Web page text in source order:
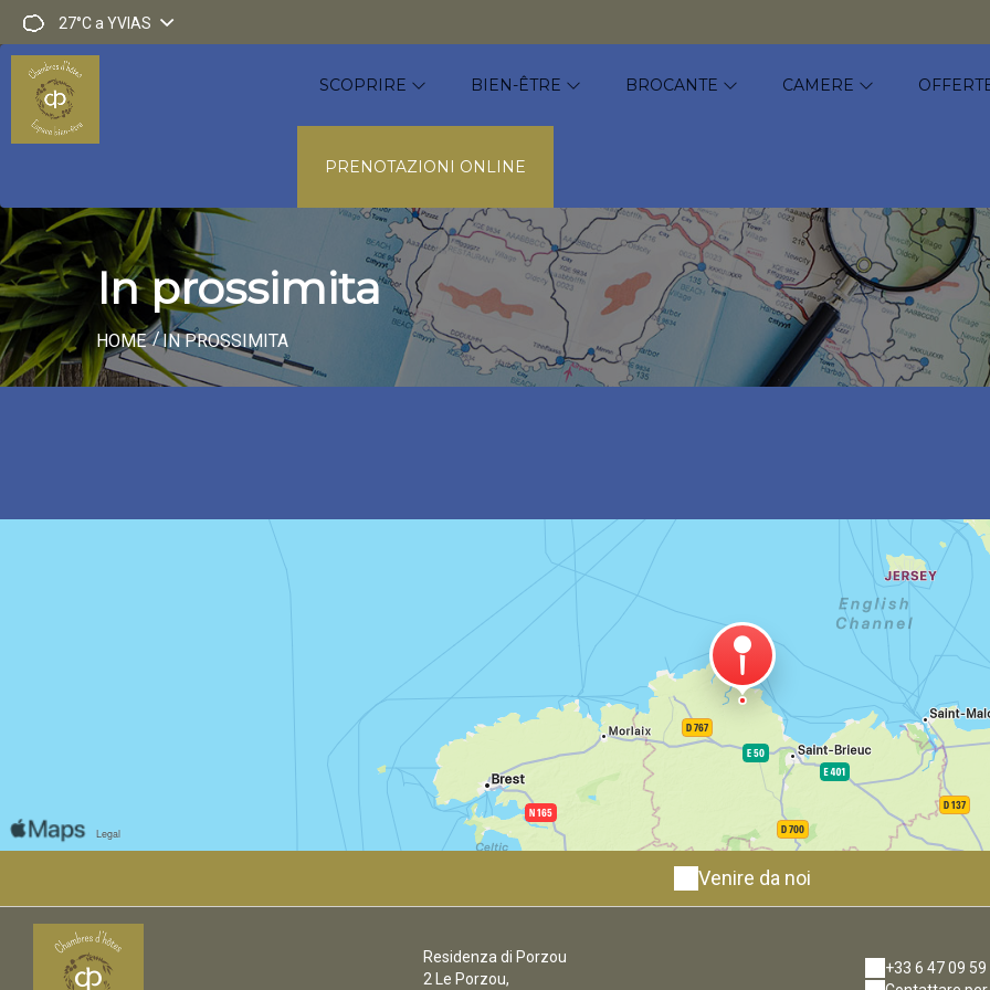
27°Ca YVIAS
SCOPRIRE BIEN-ÊTRE BROCANTE CAMERE
PRENOTAZIONI ONLINE
In prossimita
HOME IN PROSSIMITA
Venire da noi
Residenza di Porzou
2 Le Porzou,
+33 6 47 09 59